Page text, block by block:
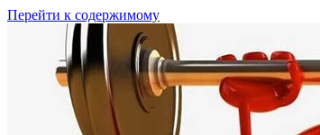
Перейти к содержимому